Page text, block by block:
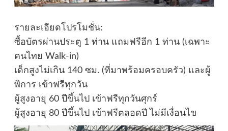
รายละเอียดโปรโมชั่น:
ซื้อบัตรผ่านประตู 1 ท่าน แถมฟรีอีก 1 ท่าน (เฉพาะ
คนไทย Walk-in)
เด็กสูงไม่เกิน 140 ซม. (ที่มาพร้อมครอบครัว) และผู้
พิการ เข้าฟรีทุกวัน
ผู้สูงอายุ 60 ปีขึ้นไป เข้าฟรีทุกวันศุกร์
ผู้สูงอายุ 80 ปีขึ้นไป เข้าฟรีตลอดปี ไม่มีเงื่อนไข